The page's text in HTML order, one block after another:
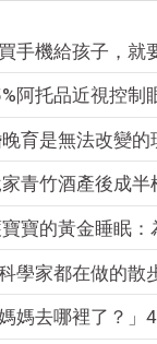
手機給孩子，就
阿托品近視控制
育是無法改變的
青竹酒產後成半
寶的黃金睡眠：
學家都在做的散
媽媽去哪裡了？」